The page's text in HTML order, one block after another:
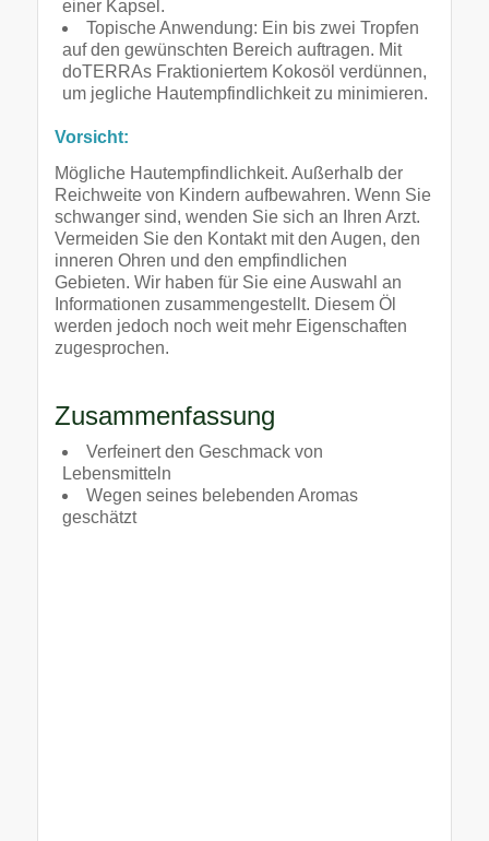
einer Kapsel.
Topische Anwendung: Ein bis zwei Tropfen
auf den gewünschten Bereich auftragen. Mit
doTERRAs Fraktioniertem Kokosöl verdünnen,
um jegliche Hautempfindlichkeit zu minimieren.
Vorsicht:
Mögliche Hautempfindlichkeit. Außerhalb der
Reichweite von Kindern aufbewahren. Wenn Sie
schwanger sind, wenden Sie sich an Ihren Arzt.
Vermeiden Sie den Kontakt mit den Augen, den
inneren Ohren und den empfindlichen
Gebieten. Wir haben für Sie eine Auswahl an
Informationen zusammengestellt. Diesem Öl
werden jedoch noch weit mehr Eigenschaften
zugesprochen.
Zusammenfassung
Verfeinert den Geschmack von
Lebensmitteln
Wegen seines belebenden Aromas
geschätzt